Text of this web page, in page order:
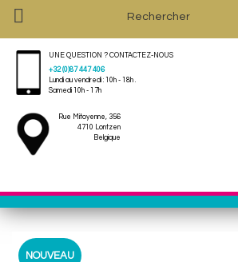

UNE QUESTION ? CONTACTEZ-NOUS
+32 (0)87 447 406
Lundi au vendredi : 10h - 18h .
Samedi 10h - 17h
Rue Mitoyenne, 356
4710 Lontzen
Belgique
NOUVEAU